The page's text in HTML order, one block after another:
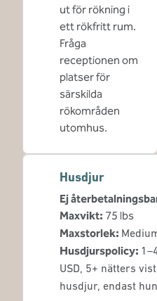
ut för rökning i
ett rökfritt rum.
Fråga
receptionen om
platser för
särskilda
rökområden
utomhus.
Husdjur
Ej
Maxvikt: 75 lbs
Maxstorlek:
Husdjurspolicy:
USD, 5+ nätters
husdjur, endast